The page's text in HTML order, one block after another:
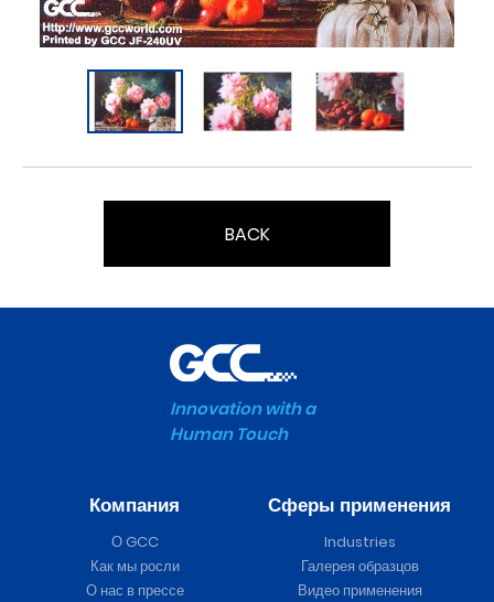
BACK
Innovation with a
Human Touch
Компания
О GCC
Как мы росли
О нас в прессе
Сферы применения
Industries
Галерея образцов
Видео применения